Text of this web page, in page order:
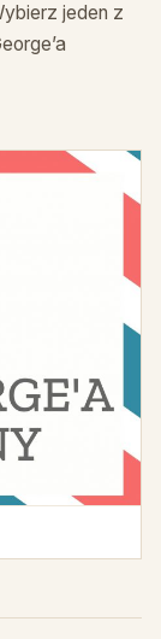
jeden z